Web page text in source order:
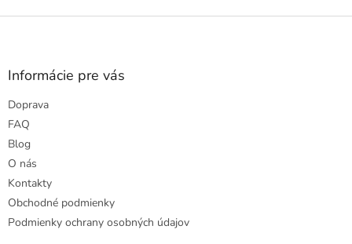
Z
Informácie pre vás
Doprava
FAQ
Blog
O nás
Kontakty
Obchodné podmienky
Podmienky ochrany osobných údajov